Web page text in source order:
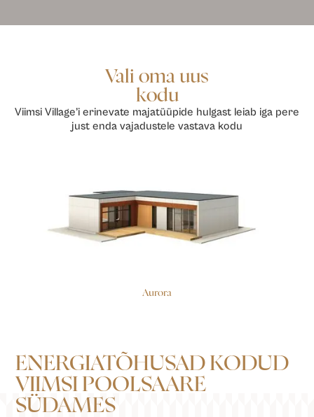
Vali oma uus
kodu
Viimsi Village’i erinevate majatüüpide hulgast leiab iga pere
just enda vajadustele vastava kodu
Aurora
ENERGIATÕHUSAD KODUD
VIIMSI
POOLSAARE
SÜDAMES